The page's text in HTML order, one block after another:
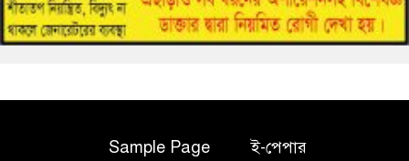
Sample Page ই-পেপার